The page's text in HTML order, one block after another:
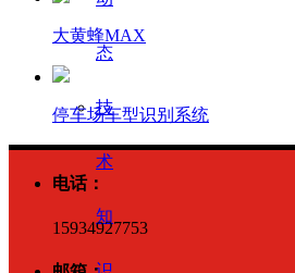
态
技
术
知
大黄蜂MAX
停车场车型识别系统
电话：
15934927753